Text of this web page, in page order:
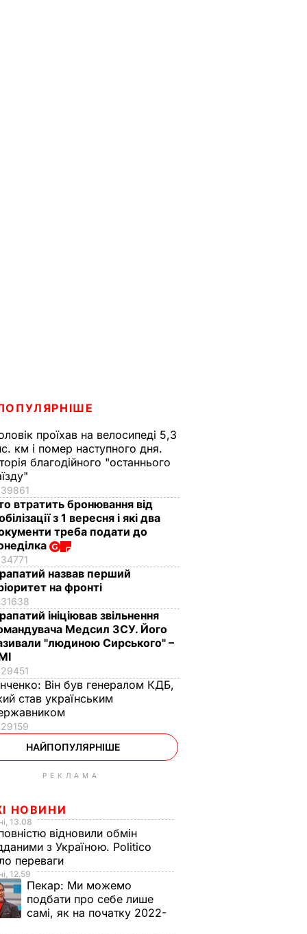
проїхав на велосипеді 5,3
км і помер наступного дня.
благодійного "останнього
39861
втратить бронювання від
з 1 вересня і які два
треба подати до
34771
назвав перший
на фронті
31638
ініціював звільнення
Медсил ЗСУ. Його
"людиною Сирського" –
29451
Він був генералом КДБ,
став українським
29159
НАЙПОПУЛЯРНІШЕ
РЕКЛАМА
НОВИНИ
13.08
відновили обмін
з Україною. Politico
переваги
12.59
Пекар: Ми можемо
подбати про себе лише
самі, як на початку 2022-